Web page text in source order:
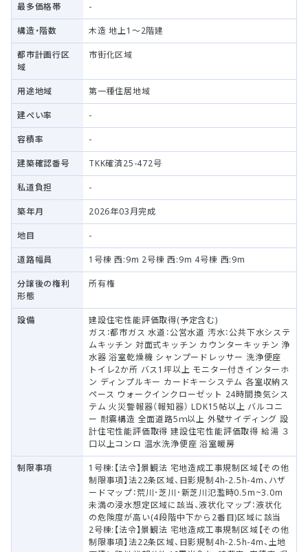
最多価格帯 -
構造・階数 木造 地上1～2階建
都市計画行区
域
市街化区域
用途地域 第一種住居地域
建ぺい率 -
容積率 -
建築確認番号 TKK確済25-472号
私道負担 -
築年月 2026年03月完成
地目 -
道路幅員 1号棟 西:9m 2号棟 西:9m 4号棟 西:9m
分譲後の権利
形態
所有権
設備
建設住宅性能評価取得(予定含む)
ガス：都市ガス 水道：公営水道 汚水：公共下水システ
ムキッチン 対面式キッチン カウンターキッチン 浄
水器 浴室乾燥機 シャンプードレッサー 洗浄便座
トイレ2か所 バス1坪以上 モニター付きインターホ
ン ディンプルキー カードキーシステム 各室収納ス
ペース ウォークインクローゼット 24時間換気シス
テム 火災警報器（報知器） LDK15帖以上 バルコニ
ー 耐震構造 全面道路5ｍ以上 外壁サイディング 設
計住宅性能評価取得 建設住宅性能評価取得 給湯 ３
口以上コンロ 温水洗浄便座 浴室暖房
制限事項
1号棟:【法令】景観法 宅地造成工事規制区域【その他
制限事項】法22条区域、日影規制4h-2.5h-4m、ハザ
ードマップ：荒川･芝川･新芝川氾濫時0.5m~3.0m
未満の浸水想定区域に該当、液状化マップ：液状化
の危険度が高い(4段階中下から2番目)区域に該当
2号棟:【法令】景観法 宅地造成工事規制区域【その他
制限事項】法22条区域、日影規制4h-2.5h-4m、土地